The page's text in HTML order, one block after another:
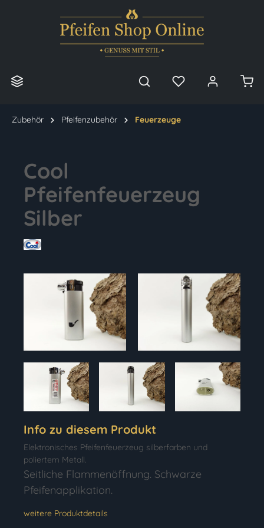
Zubehör Pfeifenzubehör Feuerzeuge
Cool
Pfeifenfeuerzeug
Silber
Info zu diesem Produkt
Elektronisches Pfeifenfeuerzeug silberfarben und
poliertem Metall.
Seitliche Flammenöffnung. Schwarze
Pfeifenapplikation.
weitere Produktdetails